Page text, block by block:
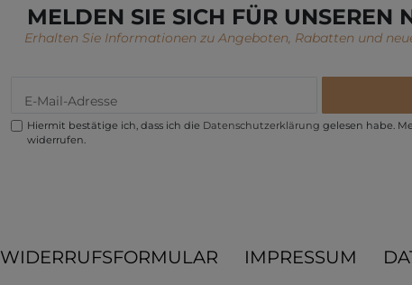
MELDEN SIE SICH FÜR UNSEREN
Erhalten Sie Informationen zu Angeboten, Rabatten und
Hiermit bestätige ich, dass ich die Daten­schutz­erklärung gelesen habe.
widerrufen.
WIDERRUFSFORMULAR IMPRESSUM